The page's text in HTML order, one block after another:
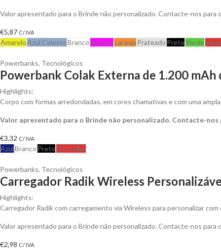
Valor apresentado para o Brinde não personalizado. Contacte-nos
€5,87 C/ IVA
AmareloAzul CelesteBrancoFuchsiaLaranja Prateado PretoVerde
Powerbanks, Tecnológicos
Powerbank Colak Externa de 1.200 mAh
Highlights:
Corpo com formas arredondadas, em cores chamativas e com uma
Valor apresentado para o Brinde não personalizado. Contacte-
€3,32 C/ IVA
AzulBranco PretoVermelho
Powerbanks, Tecnológicos
Carregador Radik Wireless
Highlights:
Carregador Radik com carregamento via Wireless para personalizar
Valor apresentado para o Brinde não personalizado. Contacte-nos
€2,98 C/ IVA